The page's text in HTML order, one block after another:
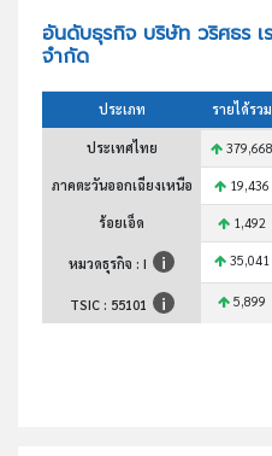
อันดับธุรกิจ บริษัท วริศธร เ
จำกัด
ประเภท รายได้รวม
ประเทศไทย 379,668
ภาคตะวันออกเฉียงเหนือ 19,436
ร้อยเอ็ด 1,492
หมวดธุรกิจ : I 35,041
TSIC : 55101 5,899